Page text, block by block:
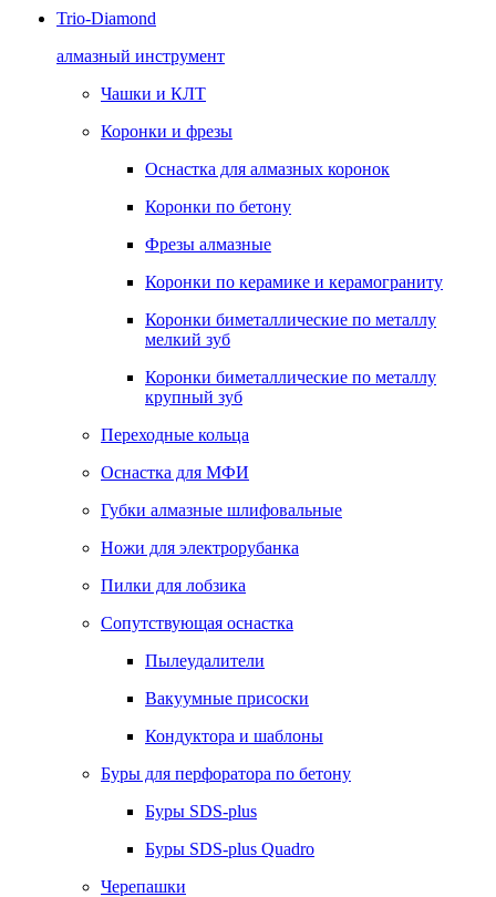
Trio-Diamond
алмазный инструмент
Чашки и КЛТ
Коронки и фрезы
Оснастка для алмазных коронок
Коронки по бетону
Фрезы алмазные
Коронки по керамике и керамограниту
Коронки биметаллические по металлу
мелкий зуб
Коронки биметаллические по металлу
крупный зуб
Переходные кольца
Оснастка для МФИ
Губки алмазные шлифовальные
Ножи для электрорубанка
Пилки для лобзика
Сопутствующая оснастка
Пылеудалители
Вакуумные присоски
Кондуктора и шаблоны
Буры для перфоратора по бетону
Буры SDS-plus
Буры SDS-plus Quadro
Черепашки